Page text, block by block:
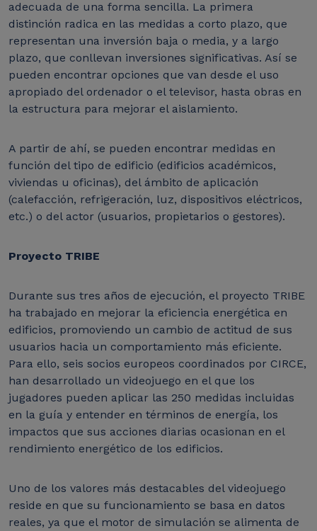
adecuada de una forma sencilla. La primera
distinción radica en las medidas a corto plazo, que
representan una inversión baja o media, y a largo
plazo, que conllevan inversiones significativas. Así se
pueden encontrar opciones que van desde el uso
apropiado del ordenador o el televisor, hasta obras en
la estructura para mejorar el aislamiento.
A partir de ahí, se pueden encontrar medidas en
función del tipo de edificio (edificios académicos,
viviendas u oficinas), del ámbito de aplicación
(calefacción, refrigeración, luz, dispositivos eléctricos,
etc.) o del actor (usuarios, propietarios o gestores).
Proyecto TRIBE
Durante sus tres años de ejecución, el proyecto TRIBE
ha trabajado en mejorar la eficiencia energética en
edificios, promoviendo un cambio de actitud de sus
usuarios hacia un comportamiento más eficiente.
Para ello, seis socios europeos coordinados por CIRCE,
han desarrollado un videojuego en el que los
jugadores pueden aplicar las 250 medidas incluidas
en la guía y entender en términos de energía, los
impactos que sus acciones diarias ocasionan en el
rendimiento energético de los edificios.
Uno de los valores más destacables del videojuego
reside en que su funcionamiento se basa en datos
reales, ya que el motor de simulación se alimenta de